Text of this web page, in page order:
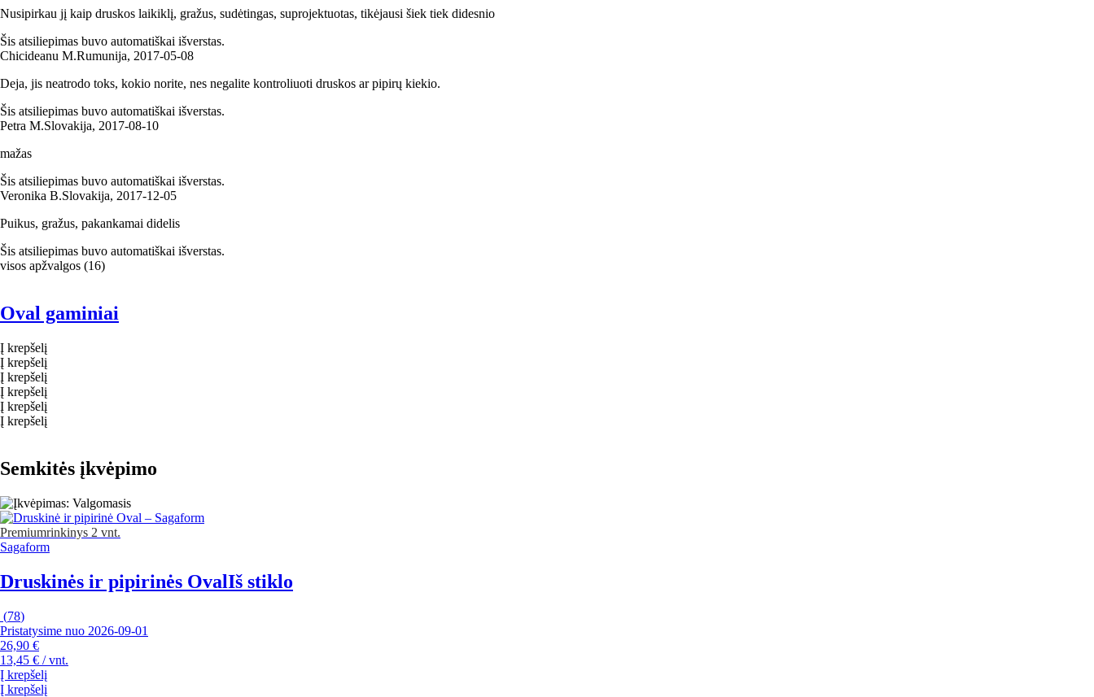
Nusipirkau jį kaip druskos laikiklį, gražus, sudėtingas, suprojektuotas, tikėjausi šiek tiek didesnio
Šis atsiliepimas buvo automatiškai išverstas.
Chicideanu M.Rumunija, 2017‑05‑08
Deja, jis neatrodo toks, kokio norite, nes negalite kontroliuoti druskos ar pipirų kiekio.
Šis atsiliepimas buvo automatiškai išverstas.
Petra M.Slovakija, 2017‑08‑10
mažas
Šis atsiliepimas buvo automatiškai išverstas.
Veronika B.Slovakija, 2017‑12‑05
Puikus, gražus, pakankamai didelis
Šis atsiliepimas buvo automatiškai išverstas.
visos apžvalgos (16)
Oval gaminiai
Į krepšelį
Į krepšelį
Į krepšelį
Į krepšelį
Į krepšelį
Į krepšelį
Semkitės įkvėpimo
Premiumrinkinys 2 vnt.
Sagaform
Druskinės ir pipirinės OvalIš stiklo
(78)
Pristatysime nuo 2026‑09‑01
26,90 €
13,45 € / vnt.
Į krepšelį
Į krepšelį